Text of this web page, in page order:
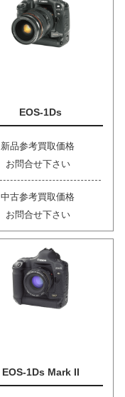
EOS-1Ds
新品参考買取価格
お問合せ下さい
中古参考買取価格
お問合せ下さい
EOS-1Ds Mark II